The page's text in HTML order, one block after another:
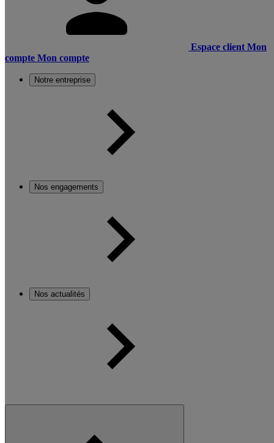
Espace client Mon
compte Mon compte
Notre entreprise
Nos engagements
Nos actualités